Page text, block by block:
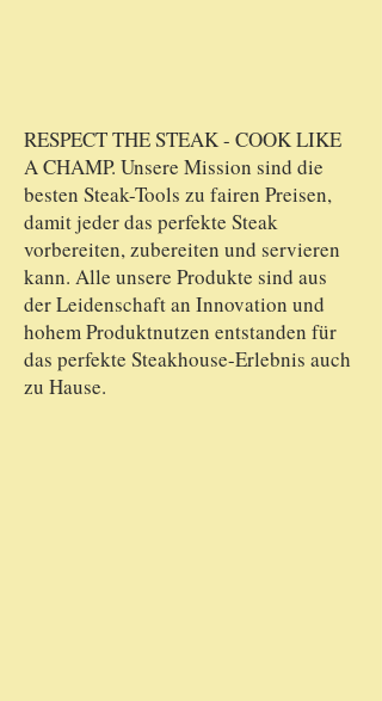
RESPECT THE STEAK - COOK LIKE
A CHAMP. Unsere Mission sind die
besten Steak-Tools zu fairen Preisen,
damit jeder das perfekte Steak
vorbereiten, zubereiten und servieren
kann. Alle unsere Produkte sind aus
der Leidenschaft an Innovation und
hohem Produktnutzen entstanden für
das perfekte Steakhouse-Erlebnis auch
zu Hause.